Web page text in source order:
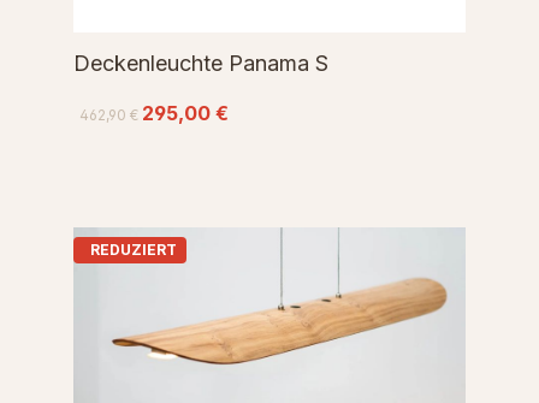
Deckenleuchte Panama S
462,90 € 295,00 €
REDUZIERT